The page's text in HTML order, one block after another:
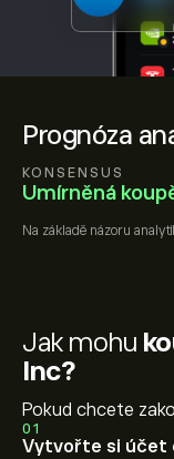
Prognóza
KONSENSUS
Umírněná
Na základě názoru
Jak mohu
Inc?
Pokud chcete
01
Vytvořte si účet